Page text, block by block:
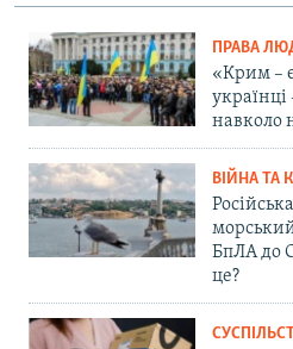
ПРАВА
«Крим –
українці
навколо
ВІЙНА ТА
БпЛА до
це?